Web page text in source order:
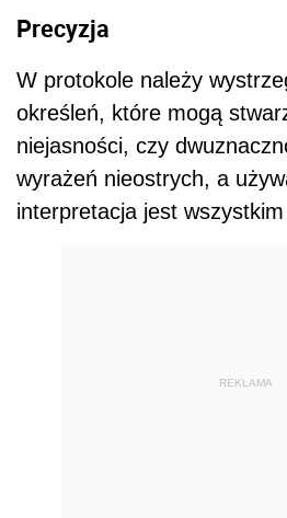
Precyzja
W protokole należy
określeń, które mogą
niejasności, czy
wyrażeń nieostrych, a
interpretacja jest
REKLAMA